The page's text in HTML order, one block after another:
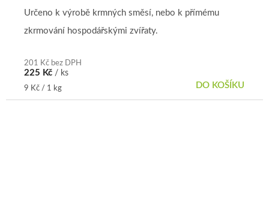
201 Kč bez DPH
225 Kč / ks
Měrná
cena:
9 Kč / 1 kg DO KOŠÍKU
Určeno k výrobě krmných směsí, nebo k přímému
zkrmování hospodářskými zvířaty.